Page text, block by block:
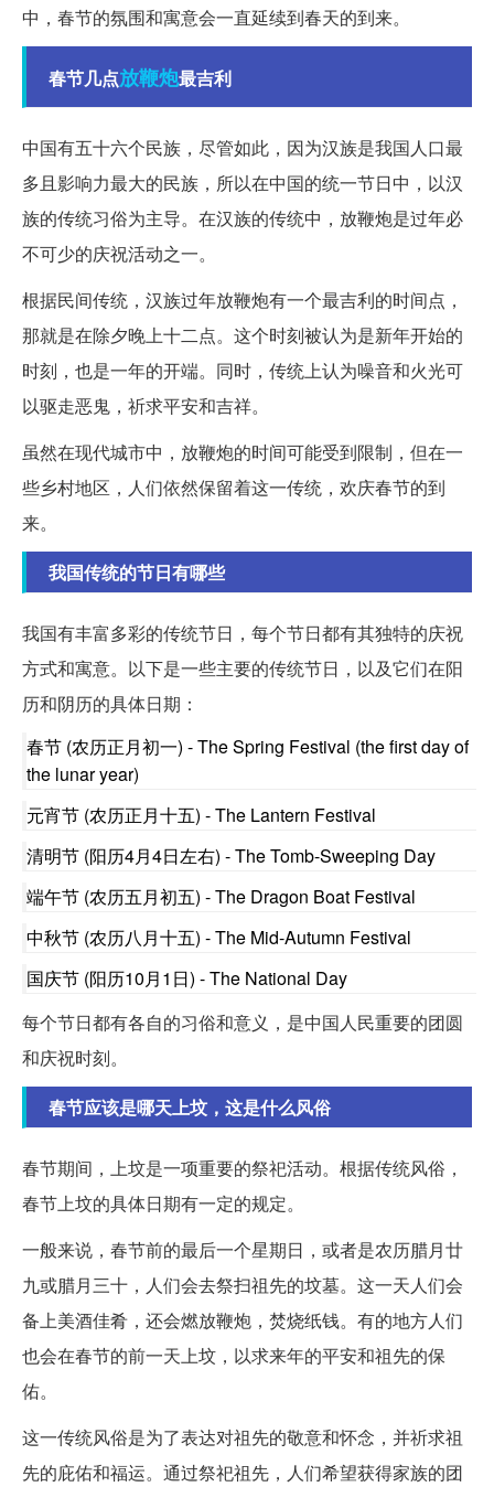
中，春节的氛围和寓意会一直延续到春天的到来。
春节几点放鞭炮最吉利
中国有五十六个民族，尽管如此，因为汉族是我国人口最
多且影响力最大的民族，所以在中国的统一节日中，以汉
族的传统习俗为主导。在汉族的传统中，放鞭炮是过年必
不可少的庆祝活动之一。
根据民间传统，汉族过年放鞭炮有一个最吉利的时间点，
那就是在除夕晚上十二点。这个时刻被认为是新年开始的
时刻，也是一年的开端。同时，传统上认为噪音和火光可
以驱走恶鬼，祈求平安和吉祥。
虽然在现代城市中，放鞭炮的时间可能受到限制，但在一
些乡村地区，人们依然保留着这一传统，欢庆春节的到
来。
我国传统的节日有哪些
我国有丰富多彩的传统节日，每个节日都有其独特的庆祝
方式和寓意。以下是一些主要的传统节日，以及它们在阳
历和阴历的具体日期：
春节 (农历正月初一) - The Spring Festival (the first day of
the lunar year)
元宵节 (农历正月十五) - The Lantern Festival
清明节 (阳历4月4日左右) - The Tomb-Sweeping Day
端午节 (农历五月初五) - The Dragon Boat Festival
中秋节 (农历八月十五) - The Mid-Autumn Festival
国庆节 (阳历10月1日) - The National Day
每个节日都有各自的习俗和意义，是中国人民重要的团圆
和庆祝时刻。
春节应该是哪天上坟，这是什么风俗
春节期间，上坟是一项重要的祭祀活动。根据传统风俗，
春节上坟的具体日期有一定的规定。
一般来说，春节前的最后一个星期日，或者是农历腊月廿
九或腊月三十，人们会去祭扫祖先的坟墓。这一天人们会
备上美酒佳肴，还会燃放鞭炮，焚烧纸钱。有的地方人们
也会在春节的前一天上坟，以求来年的平安和祖先的保
佑。
这一传统风俗是为了表达对祖先的敬意和怀念，并祈求祖
先的庇佑和福运。通过祭祀祖先，人们希望获得家族的团